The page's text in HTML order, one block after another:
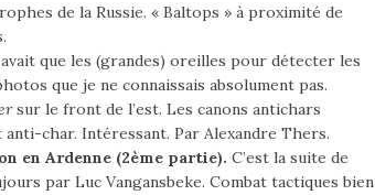
de la Russie. « Baltops » à proximité de
avait que les (grandes) oreilles pour détecter les
que je ne connaissais absolument pas.
sur le front de l’est. Les canons antichars
anti-char. Intéressant. Par Alexandre Thers.
en Ardenne (2ème partie). C’est la suite de
par Luc Vangansbeke. Combat tactiques bien